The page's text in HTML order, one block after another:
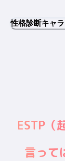
性格診断キャ
ESTP（
言って